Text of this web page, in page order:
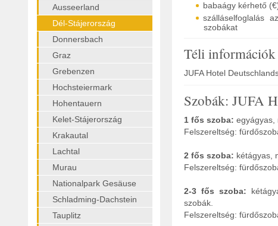
Ausseerland
Dél-Stájerország
Donnersbach
Graz
Grebenzen
Hochsteiermark
Hohentauern
Kelet-Stájerország
Krakautal
Lachtal
Murau
Nationalpark Gesäuse
Schladming-Dachstein
Tauplitz
babaágy kérhető
szálláselfoglalás
szobákat
Téli információk
JUFA Hotel
Szobák: JUFA
1 fős szoba: egyágyas,
Felszereltség:
2 fős szoba: kétágyas,
Felszereltség:
2-3 fős szoba:
szobák.
Felszereltség: